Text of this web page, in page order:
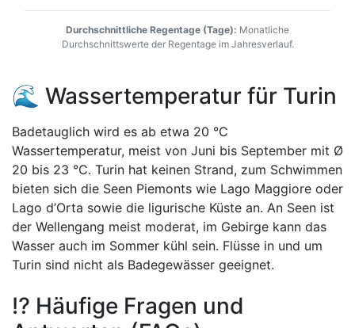
Durchschnittliche Regentage (Tage): Monatliche
Durchschnittswerte der Regentage im Jahresverlauf.
🌊 Wassertemperatur für Turin
Badetauglich wird es ab etwa 20 °C
Wassertemperatur, meist von Juni bis September mit Ø
20 bis 23 °C. Turin hat keinen Strand, zum Schwimmen
bieten sich die Seen Piemonts wie Lago Maggiore oder
Lago d’Orta sowie die ligurische Küste an. An Seen ist
der Wellengang meist moderat, im Gebirge kann das
Wasser auch im Sommer kühl sein. Flüsse in und um
Turin sind nicht als Badegewässer geeignet.
⁉️ Häufige Fragen und